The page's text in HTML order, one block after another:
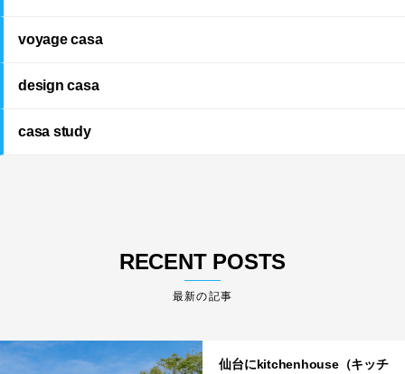
voyage casa
design casa
casa study
RECENT POSTS
最新の記事
仙台にkitchenhouse（キッチ